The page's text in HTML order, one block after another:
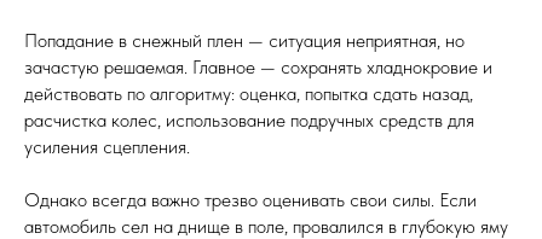
Попадание в снежный плен — ситуация неприятная, но
зачастую решаемая. Главное — сохранять хладнокровие и
действовать по алгоритму: оценка, попытка сдать назад,
расчистка колес, использование подручных средств для
усиления сцепления.
Однако всегда важно трезво оценивать свои силы. Если
автомобиль сел на днище в поле, провалился в глубокую яму